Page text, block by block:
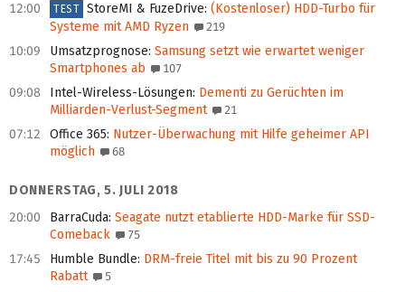
12:00 TEST StoreMI & FuzeDrive: (Kostenloser) HDD-Turbo für
Systeme mit AMD Ryzen
219
10:09 Umsatzprognose: Samsung setzt wie erwartet weniger
Smartphones ab
107
09:08 Intel-Wireless-Lösungen: Dementi zu Gerüchten im
Milliarden-Verlust-Segment
21
07:12 Office 365: Nutzer-Überwachung mit Hilfe geheimer API
möglich
68
DONNERSTAG, 5. JULI 2018
20:00
BarraCuda: Seagate nutzt etablierte HDD-Marke für SSD-
Comeback
75
17:45 Humble Bundle: DRM-freie Titel mit bis zu 90 Prozent
Rabatt
5